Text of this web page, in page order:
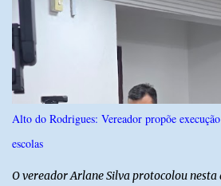
criminosas nos municípios localizados
do Norte com os estados do Ceará e da
com concentração e saída de equipes
município de Baraúna, no Oeste potiguar.
efetivos da Polícia Militar do Rio Grande
do Rio Grande do Norte e da Polícia
atuação integrada entre as forças de
combate à criminalidade nas áreas de
Alto do Rodrigues: Vereador propõe
escolas
O vereador Arlane Silva protocolou